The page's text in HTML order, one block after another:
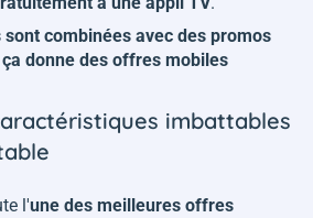
combinées avec des promos
donne des offres mobiles
imbattables
l'une des meilleures offres